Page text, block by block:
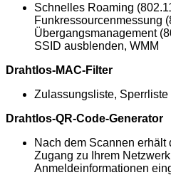
Schnelles Roaming
Funkressourcenmessung
Übergangsmanagement
SSID ausblenden, WMM
Drahtlos-MAC-Filter
Zulassungsliste, Sperrliste
Drahtlos-QR-Code-Generator
Nach dem Scannen erhält
Zugang zu Ihrem
Anmeldeinformationen